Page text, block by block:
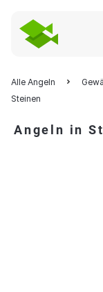
Alle Angeln
Steinen
Angeln in